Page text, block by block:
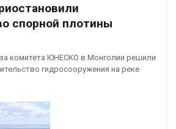
спорной плотины
комитета ЮНЕСКО в Монголии решили
гидросооружения на реке